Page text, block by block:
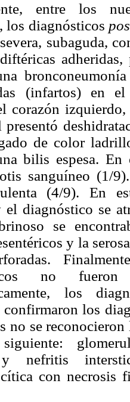
entre los
los diagnósticos
subaguda,
(infartos) en
corazón
de color
bilis espesa. En
sanguíneo (1/
(4/9). En
diagnóstico se
se
y la
no
los
confirmaron los
no se
nefritis
con necrosis